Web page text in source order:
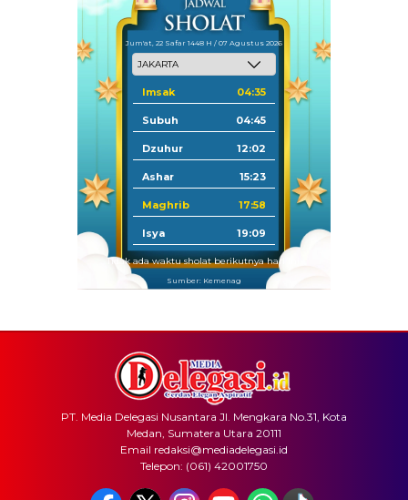
Jum'at, 22 Safar 1448 H / 07 Agustus 2026
Imsak 04:35
Subuh 04:45
Dzuhur 12:02
Ashar 15:23
Maghrib 17:58
Isya 19:09
Tidak ada waktu sholat berikutnya hari ini.
Sumber: Kemenag
PT. Media Delegasi Nusantara Jl. Mengkara No.31, Kota
Medan, Sumatera Utara 20111
Email redaksi@mediadelegasi.id
Telepon: (061) 42001750